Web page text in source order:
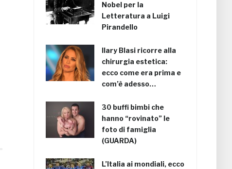
Nobel per la
Letteratura a Luigi
Pirandello
Ilary Blasi ricorre alla
chirurgia estetica:
ecco come era prima e
com’è adesso…
30 buffi bimbi che
hanno “rovinato” le
foto di famiglia
(GUARDA)
L’Italia ai mondiali, ecco